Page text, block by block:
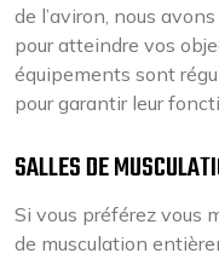
de l’aviron, nous
pour atteindre vos
équipements sont
pour garantir leur
SALLES DE
Si vous préférez vous
de musculation